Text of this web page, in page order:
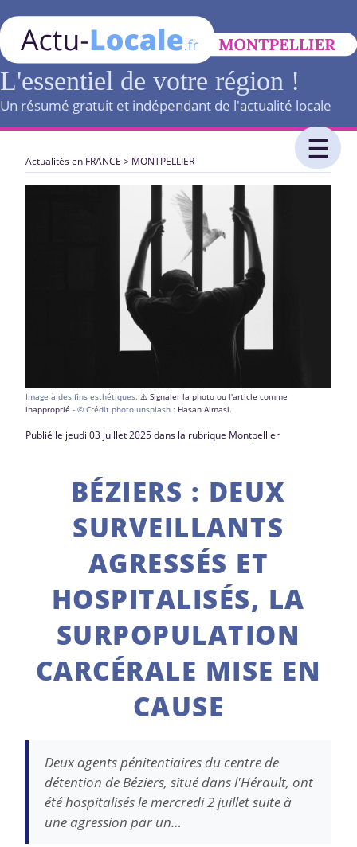
L'essentiel de votre région !
Un résumé gratuit et indépendant de l'actualité locale
Actualités en FRANCE > MONTPELLIER
Image à des fins esthétiques. ⚠️ Signaler la photo ou l'article comme
inapproprié - © Crédit photo unsplash : Hasan Almasi.
Publié le jeudi 03 juillet 2025 dans la rubrique Montpellier
BÉZIERS : DEUX
SURVEILLANTS
AGRESSÉS ET
HOSPITALISÉS, LA
SURPOPULATION
CARCÉRALE MISE EN
CAUSE
Deux agents pénitentiaires du centre de
détention de Béziers, situé dans l'Hérault, ont
été hospitalisés le mercredi 2 juillet suite à
une agression par un…